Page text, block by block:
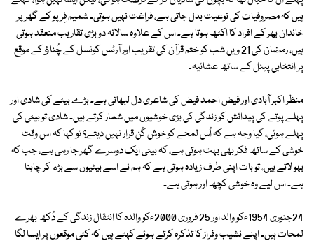
ہیں کہ مصروفیات کی نوعیت بدل جاتی ہے، فراغت نہیں ہوتی۔ شمیم فِرپو کے گھر پر
خاندان بھر کے افراد کا اکٹھ ہوتا ہے۔ اس کے علاوہ سالانہ دو بڑی تقاریب منعقد ہوتی
ہیں، رمضان کی 21 ویں شب کو ختم قرآن کی تقریب اور آرٹس کونسل کے چُناﺅ کے موقع
پر انتخابی پینل کے ساتھ عشائیہ۔
منظر اکبر آبادی اور فیض احمد فیض کی شاعری دل لبھاتی ہے۔ بڑے بیٹے کی شادی اور
پہلے پوتے کی پیدائش کو زندگی کی بڑی خوشیوں میں شمار کرتے ہیں۔ شادی تو بیٹی کی
پہلے ہوئی، کیا وجہ ہے کہ اُس لمحے کو خوش کُن قرار نہیں دیتے؟ تو کہا کہ اس وقت
خوشی کے ساتھ فکر بھی بہت ہوتی ہے، کہ بیٹی ایک دوسرے گھر جا رہی ہے، جب کہ
بہو لاتے ہیں، تو بات اپنی طرف زیادہ ہوتی ہے کہ ہم نے اسے بیٹیوں سے بڑھ کر چاہنا
ہے۔ اس لیے وہ خوشی کچھ اور ہوتی ہے۔
24جنوری 1954ءکو والد اور 25 فروری 2000ءکو والدہ کا انتقال زندگی کے دُکھ بھرے
لمحات ہیں۔ اپنے نشیب وفراز کا تذکرہ کرتے ہوئے کہتے ہیں کہ کئی موقعوں پر ایسا لگا